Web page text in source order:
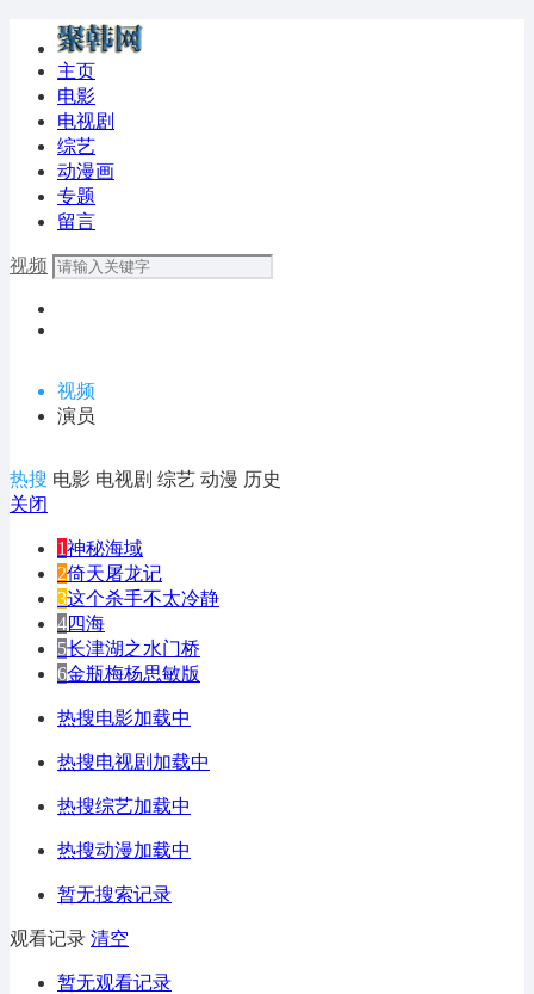
主页
电影
电视剧
综艺
动漫画
专题
留言
视频
视频
演员
热搜 电影 电视剧 综艺 动漫 历史
关闭
1神秘海域
2倚天屠龙记
3这个杀手不太冷静
4四海
5长津湖之水门桥
6金瓶梅杨思敏版
热搜电影加载中
热搜电视剧加载中
热搜综艺加载中
热搜动漫加载中
暂无搜索记录
观看记录 清空
暂无观看记录